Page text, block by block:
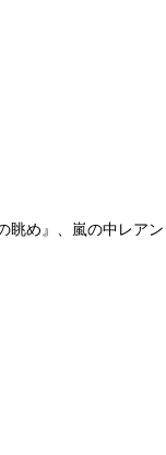
眺め』、嵐の中レア